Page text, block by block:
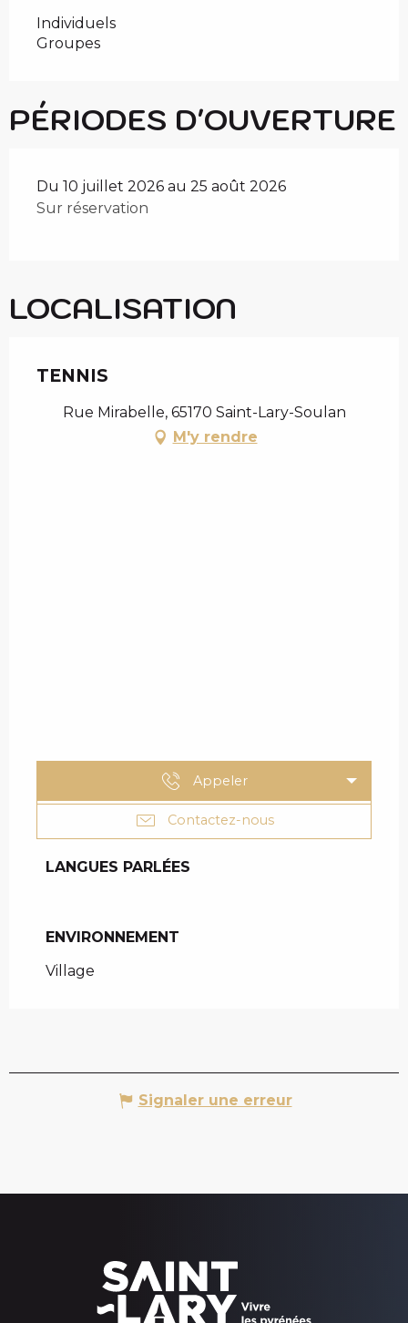
Individuels
Groupes
PÉRIODES D'OUVERTURE
Du 10 juillet 2026 au 25 août 2026
Sur réservation
LOCALISATION
TENNIS
Rue Mirabelle, 65170 Saint-Lary-Soulan
M'y rendre
Appeler
Contactez-nous
LANGUES PARLÉES
LANGUES PARLÉES
ENVIRONNEMENT
ENVIRONNEMENT
Village
Signaler une erreur